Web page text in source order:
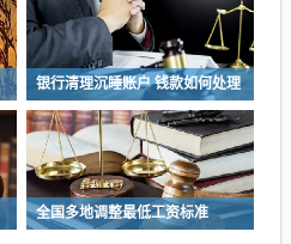
银行清理沉睡账户 钱款如何处理
全国多地调整最低工资标准